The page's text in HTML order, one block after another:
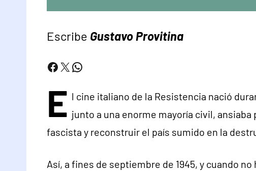
Escribe Gustavo Provitina
Facebook
X WhatsApp
E l cine italiano de la Resistencia nació
junto a una enorme mayoría civil,
fascista y reconstruir el país sumido en la
Así, a fines de septiembre de 1945, y cuando